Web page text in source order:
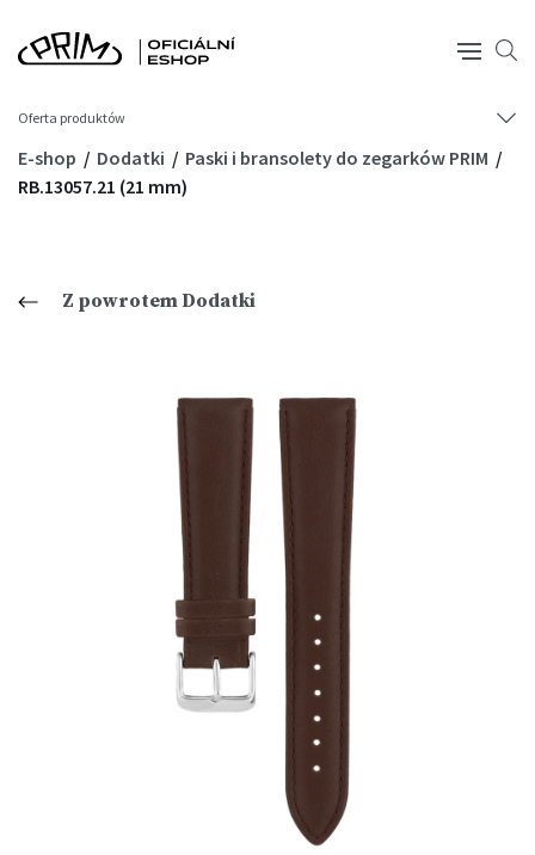
Oferta produktów
E-shop Dodatki
Paski i bransolety do zegarków PRIM
RB.13057.21 (21 mm)
Z powrotem Dodatki